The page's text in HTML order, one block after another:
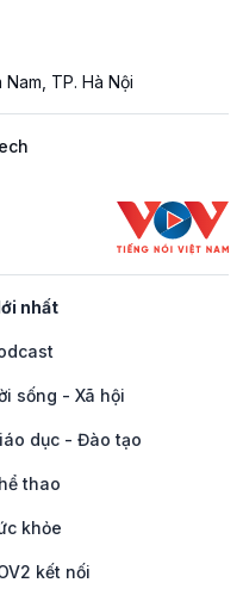
TP. Hà Nội
nhất
sống - Xã hội
dục - Đào tạo
thao
khỏe
kết nối